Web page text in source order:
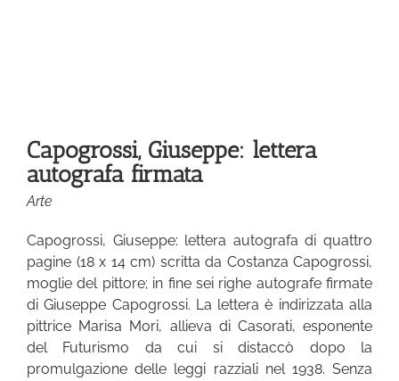
Capogrossi, Giuseppe: lettera
autografa firmata
Arte
Capogrossi, Giuseppe: lettera autografa di quattro
pagine (18 x 14 cm) scritta da Costanza Capogrossi,
moglie del pittore; in fine sei righe autografe firmate
di Giuseppe Capogrossi. La lettera è indirizzata alla
pittrice Marisa Mori, allieva di Casorati, esponente
del Futurismo da cui si distaccò dopo la
promulgazione delle leggi razziali nel 1938. Senza